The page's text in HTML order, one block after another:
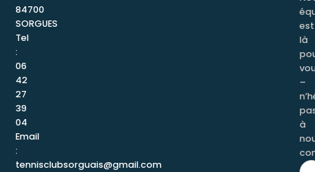
84700
SORGUES
Tel
:
06
42
27
39
04
Email
:
tennisclubsorguais@gmail.com
est
là
–
à